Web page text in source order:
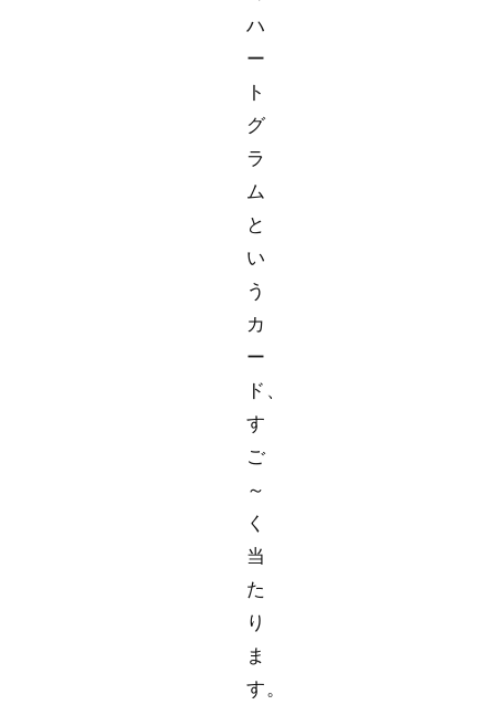
ハ
ー
ト
グ
ラ
ム
と
い
う
カ
ー
ド、
す
ご
～
く
当
た
り
ま
す。